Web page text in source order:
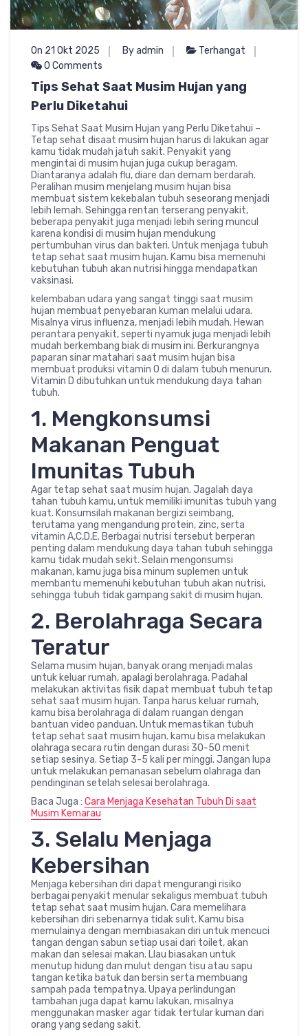
On 21 Okt 2025 By admin
Terhangat
0 Comments
Tips Sehat Saat Musim Hujan yang
Perlu Diketahui
Tips Sehat Saat Musim Hujan yang Perlu Diketahui –
Tetap sehat disaat musim hujan harus di lakukan agar
kamu tidak mudah jatuh sakit. Penyakit yang
mengintai di musim hujan juga cukup beragam.
Diantaranya adalah flu, diare dan demam berdarah.
Peralihan musim menjelang musim hujan bisa
membuat sistem kekebalan tubuh seseorang menjadi
lebih lemah. Sehingga rentan terserang penyakit,
beberapa penyakit juga menjadi lebih sering muncul
karena kondisi di musim hujan mendukung
pertumbuhan virus dan bakteri. Untuk menjaga tubuh
tetap sehat saat musim hujan. Kamu bisa memenuhi
kebutuhan tubuh akan nutrisi hingga mendapatkan
vaksinasi.
kelembaban udara yang sangat tinggi saat musim
hujan membuat penyebaran kuman melalui udara.
Misalnya virus influenza, menjadi lebih mudah. Hewan
perantara penyakit, seperti nyamuk juga menjadi lebih
mudah berkembang biak di musim ini. Berkurangnya
paparan sinar matahari saat musim hujan bisa
membuat produksi vitamin O di dalam tubuh menurun.
Vitamin D dibutuhkan untuk mendukung daya tahan
tubuh.
1. Mengkonsumsi
Makanan Penguat
Imunitas Tubuh
Agar tetap sehat saat musim hujan. Jagalah daya
tahan tubuh kamu, untuk memiliki imunitas tubuh yang
kuat. Konsumsilah makanan bergizi seimbang,
terutama yang mengandung protein, zinc, serta
vitamin A,C,D,E. Berbagai nutrisi tersebut berperan
penting dalam mendukung daya tahan tubuh sehingga
kamu tidak mudah sekit. Selain mengonsumsi
makanan, kamu juga bisa minum suplemen untuk
membantu memenuhi kebutuhan tubuh akan nutrisi,
sehingga tubuh tidak gampang sakit di musim hujan.
2. Berolahraga Secara
Teratur
Selama musim hujan, banyak orang menjadi malas
untuk keluar rumah, apalagi berolahraga. Padahal
melakukan aktivitas fisik dapat membuat tubuh tetap
sehat saat musim hujan. Tanpa harus keluar rumah,
kamu bisa berolahraga di dalam ruangan dengan
bantuan video panduan. Untuk memastikan tubuh
tetap sehat saat musim hujan. kamu bisa melakukan
olahraga secara rutin dengan durasi 30-50 menit
setiap sesinya. Setiap 3-5 kali per minggi. Jangan lupa
untuk melakukan pemanasan sebelum olahraga dan
pendinginan setelah selesai berolahraga.
Baca Juga : Cara Menjaga Kesehatan Tubuh Di saat
Musim Kemarau
3. Selalu Menjaga
Kebersihan
Menjaga kebersihan diri dapat mengurangi risiko
berbagai penyakit menular sekaligus membuat tubuh
tetap sehat saat musim hujan. Cara memelihara
kebersihan diri sebenarnya tidak sulit. Kamu bisa
memulainya dengan membiasakan diri untuk mencuci
tangan dengan sabun setiap usai dari toilet, akan
makan dan selesai makan. Llau biasakan untuk
menutup hidung dan mulut dengan tisu atau sapu
tangan ketika batuk dan bersin serta membuang
sampah pada tempatnya. Upaya perlindungan
tambahan juga dapat kamu lakukan, misalnya
menggunakan masker agar tidak tertular kuman dari
orang yang sedang sakit.